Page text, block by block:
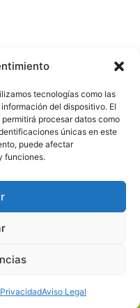
tecnologías como las
del dispositivo. El
procesar datos como
únicas en este
puede afectar
funciones.
Aviso Legal
2024
Creativo